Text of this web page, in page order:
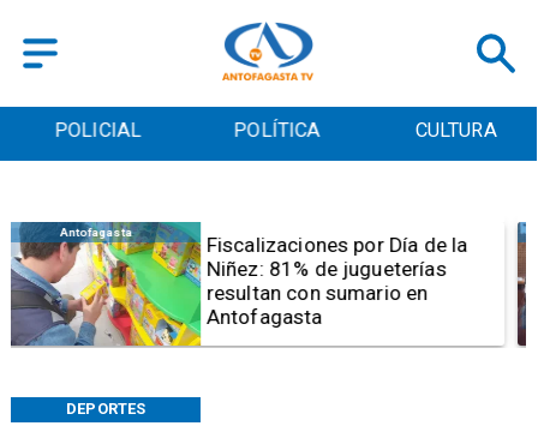
POLICIAL POLÍTICA CULTURA
DEPORTES
Antofagasta
Tribunal frena opción de pena
mixta para Karen Rojo por ahora